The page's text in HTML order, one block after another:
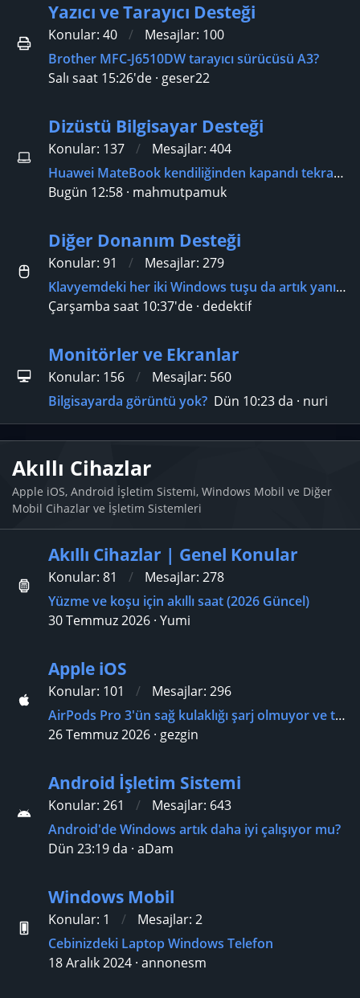
Yazıcı ve Tarayıcı Desteği
Konular 40 Mesajlar 100
Brother MFC-J6510DW tarayıcı sürücüsü A3?
Salı saat 15:26'de geser22
Dizüstü Bilgisayar Desteği
Konular 137 Mesajlar 404
Huawei MateBook kendiliğinden kapandı tekrar açılmıyor?
Bugün 12:58 mahmutpamuk
Diğer Donanım Desteği
Konular 91 Mesajlar 279
Klavyemdeki her iki Windows tuşu da artık yanıt vermiyor?
Çarşamba saat 10:37'de dedektif
Monitörler ve Ekranlar
Konular 156 Mesajlar 560
Bilgisayarda görüntü yok? Dün 10:23 da nuri
Akıllı Cihazlar
Apple iOS, Android İşletim Sistemi, Windows Mobil ve Diğer
Mobil Cihazlar ve İşletim Sistemleri
Akıllı Cihazlar | Genel Konular
Konular 81 Mesajlar 278
Yüzme ve koşu için akıllı saat (2026 Güncel)
30 Temmuz 2026 Yumi
Apple iOS
Konular 101 Mesajlar 296
AirPods Pro 3'ün sağ kulaklığı şarj olmuyor ve tiz bir ses çıkarıyor?
26 Temmuz 2026 gezgin
Android İşletim Sistemi
Konular 261 Mesajlar 643
Android'de Windows artık daha iyi çalışıyor mu?
Dün 23:19 da aDam
Windows Mobil
Konular 1 Mesajlar 2
Cebinizdeki Laptop Windows Telefon
18 Aralık 2024 annonesm